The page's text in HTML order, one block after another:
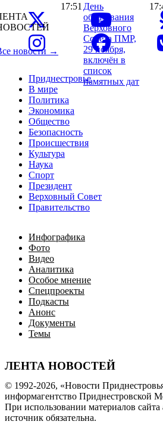
Приднестровье
В мире
Политика
Экономика
Общество
Безопасность
Происшествия
Культура
Наука
Спорт
Президент
Верховный Совет
Правительство
Инфографика
Фото
Видео
Аналитика
Особое мнение
Спецпроекты
Подкасты
Анонс
Документы
Темы
ЛЕНТА НОВОСТЕЙ
новости →
17:51 День
образования
Верховного
Совета ПМР,
29 ноября,
включён в
список
памятных дат
© 1992-2026, «Новости
информагентство Приднестровской
При использовании материалов сайта
источник обязательна.